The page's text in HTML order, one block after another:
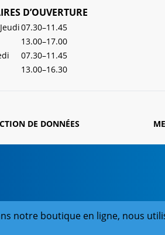
D’OUVERTURE
07.30–11.45
13.00–17.00
07.30–11.45
13.00–16.30
DE DONNÉES
notre boutique en ligne, nous